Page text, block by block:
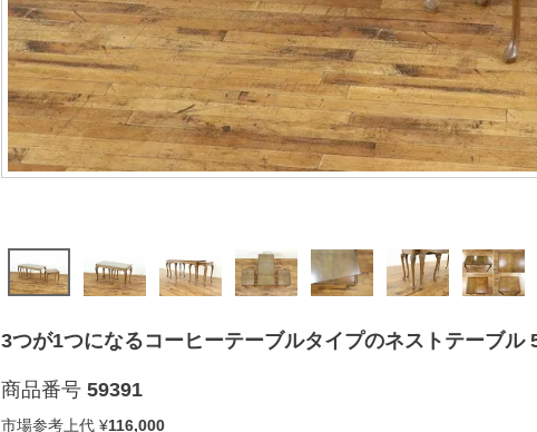
3つが1つになるコーヒーテーブルタイプのネストテーブル
商品番号 59391
市場参考上代 ¥116,000